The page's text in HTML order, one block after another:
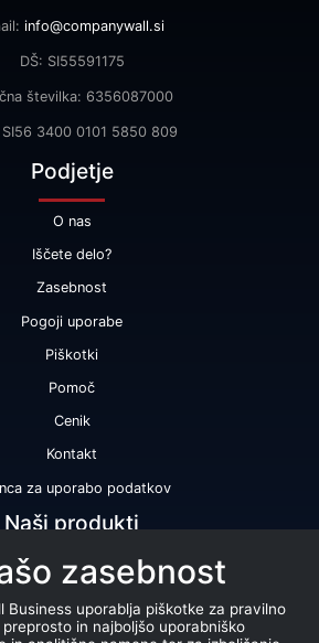
info@companywall.si
DŠ: SI55591175
številka: 6356087000
SI56 3400 0101 5850 809
Podjetje
O nas
Iščete delo?
Zasebnost
Pogoji uporabe
Piškotki
Pomoč
Cenik
Kontakt
za uporabo podatkov
Naši produkti
Bonitetna ocena
Bonitetno poročilo
bonitetne odličnosti
zasebnost
Business uporablja piškotke za pravilno
in najboljšo uporabniško